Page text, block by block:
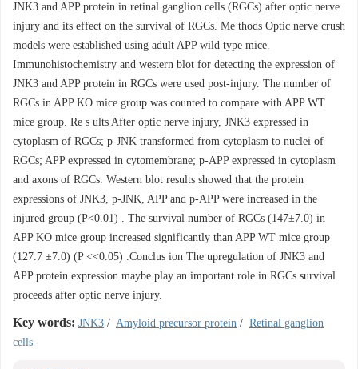
JNK3 and APP protein in retinal ganglion cells (RGCs) after optic nerve
injury and its effect on the survival of RGCs. Me thods Optic nerve crush
models were established using adult APP wild type mice.
Immunohistochemistry and western blot for detecting the expression of
JNK3 and APP protein in RGCs were used post-injury. The number of
RGCs in APP KO mice group was counted to compare with APP WT
mice group. Re s ults After optic nerve injury, JNK3 expressed in
cytoplasm of RGCs; p-JNK transformed from cytoplasm to nuclei of
RGCs; APP expressed in cytomembrane; p-APP expressed in cytoplasm
and axons of RGCs. Western blot results showed that the protein
expressions of JNK3, p-JNK, APP and p-APP were increased in the
injured group (P<0.01) . The survival number of RGCs (147±7.0) in
APP KO mice group increased significantly than APP WT mice group
(127.7 ±7.0) (P <<0.05) .Conclus ion The upregulation of JNK3 and
APP protein expression maybe play an important role in RGCs survival
proceeds after optic nerve injury.
Key words: JNK3 / Amyloid precursor protein / Retinal ganglion
cells